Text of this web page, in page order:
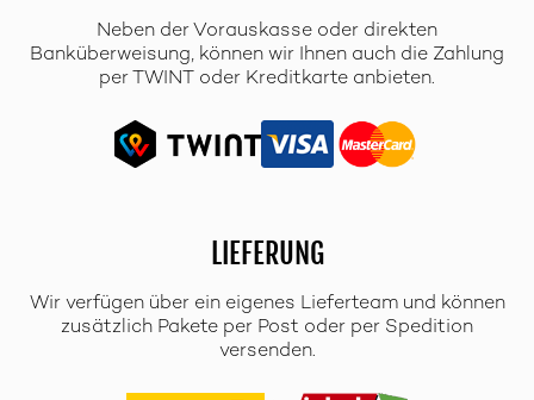
Neben der Vorauskasse oder direkten
Banküberweisung, können wir Ihnen auch die Zahlung
per TWINT oder Kreditkarte anbieten.
LIEFERUNG
Wir verfügen über ein eigenes Lieferteam und können
zusätzlich Pakete per Post oder per Spedition
versenden.